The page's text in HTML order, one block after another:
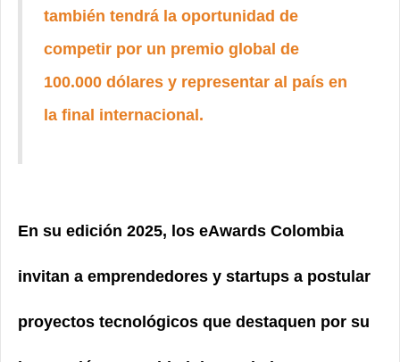
también tendrá la oportunidad de
competir por un premio global de
100.000 dólares y representar al país en
la final internacional.
En su edición 2025, los eAwards Colombia
invitan a emprendedores y startups a postular
proyectos tecnológicos que destaquen por su